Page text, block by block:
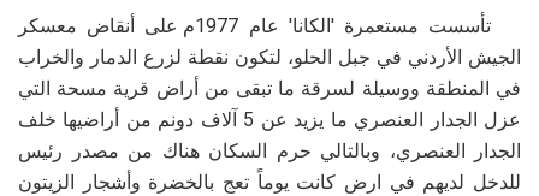
تأسست مستعمرة 'الكانا' عام 1977م على أنقاض معسكر
الجيش الأردني في جبل الحلو، لتكون نقطة لزرع الدمار والخراب
في المنطقة ووسيلة لسرقة ما تبقى من أراض قرية مسحة التي
عزل الجدار العنصري ما يزيد عن 5 آلاف دونم من أراضيها خلف
الجدار العنصري، وبالتالي حرم السكان هناك من مصدر رئيس
للدخل لديهم في ارض كانت يوماً تعج بالخضرة وأشجار الزيتون